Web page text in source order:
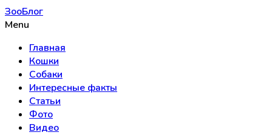
ЗооБлог
Menu
Главная
Кошки
Собаки
Интересные факты
Статьи
Фото
Видео